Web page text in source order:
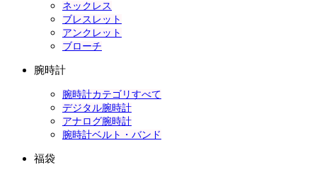
ネックレス
ブレスレット
アンクレット
ブローチ
腕時計
腕時計カテゴリすべて
デジタル腕時計
アナログ腕時計
腕時計ベルト・バンド
福袋